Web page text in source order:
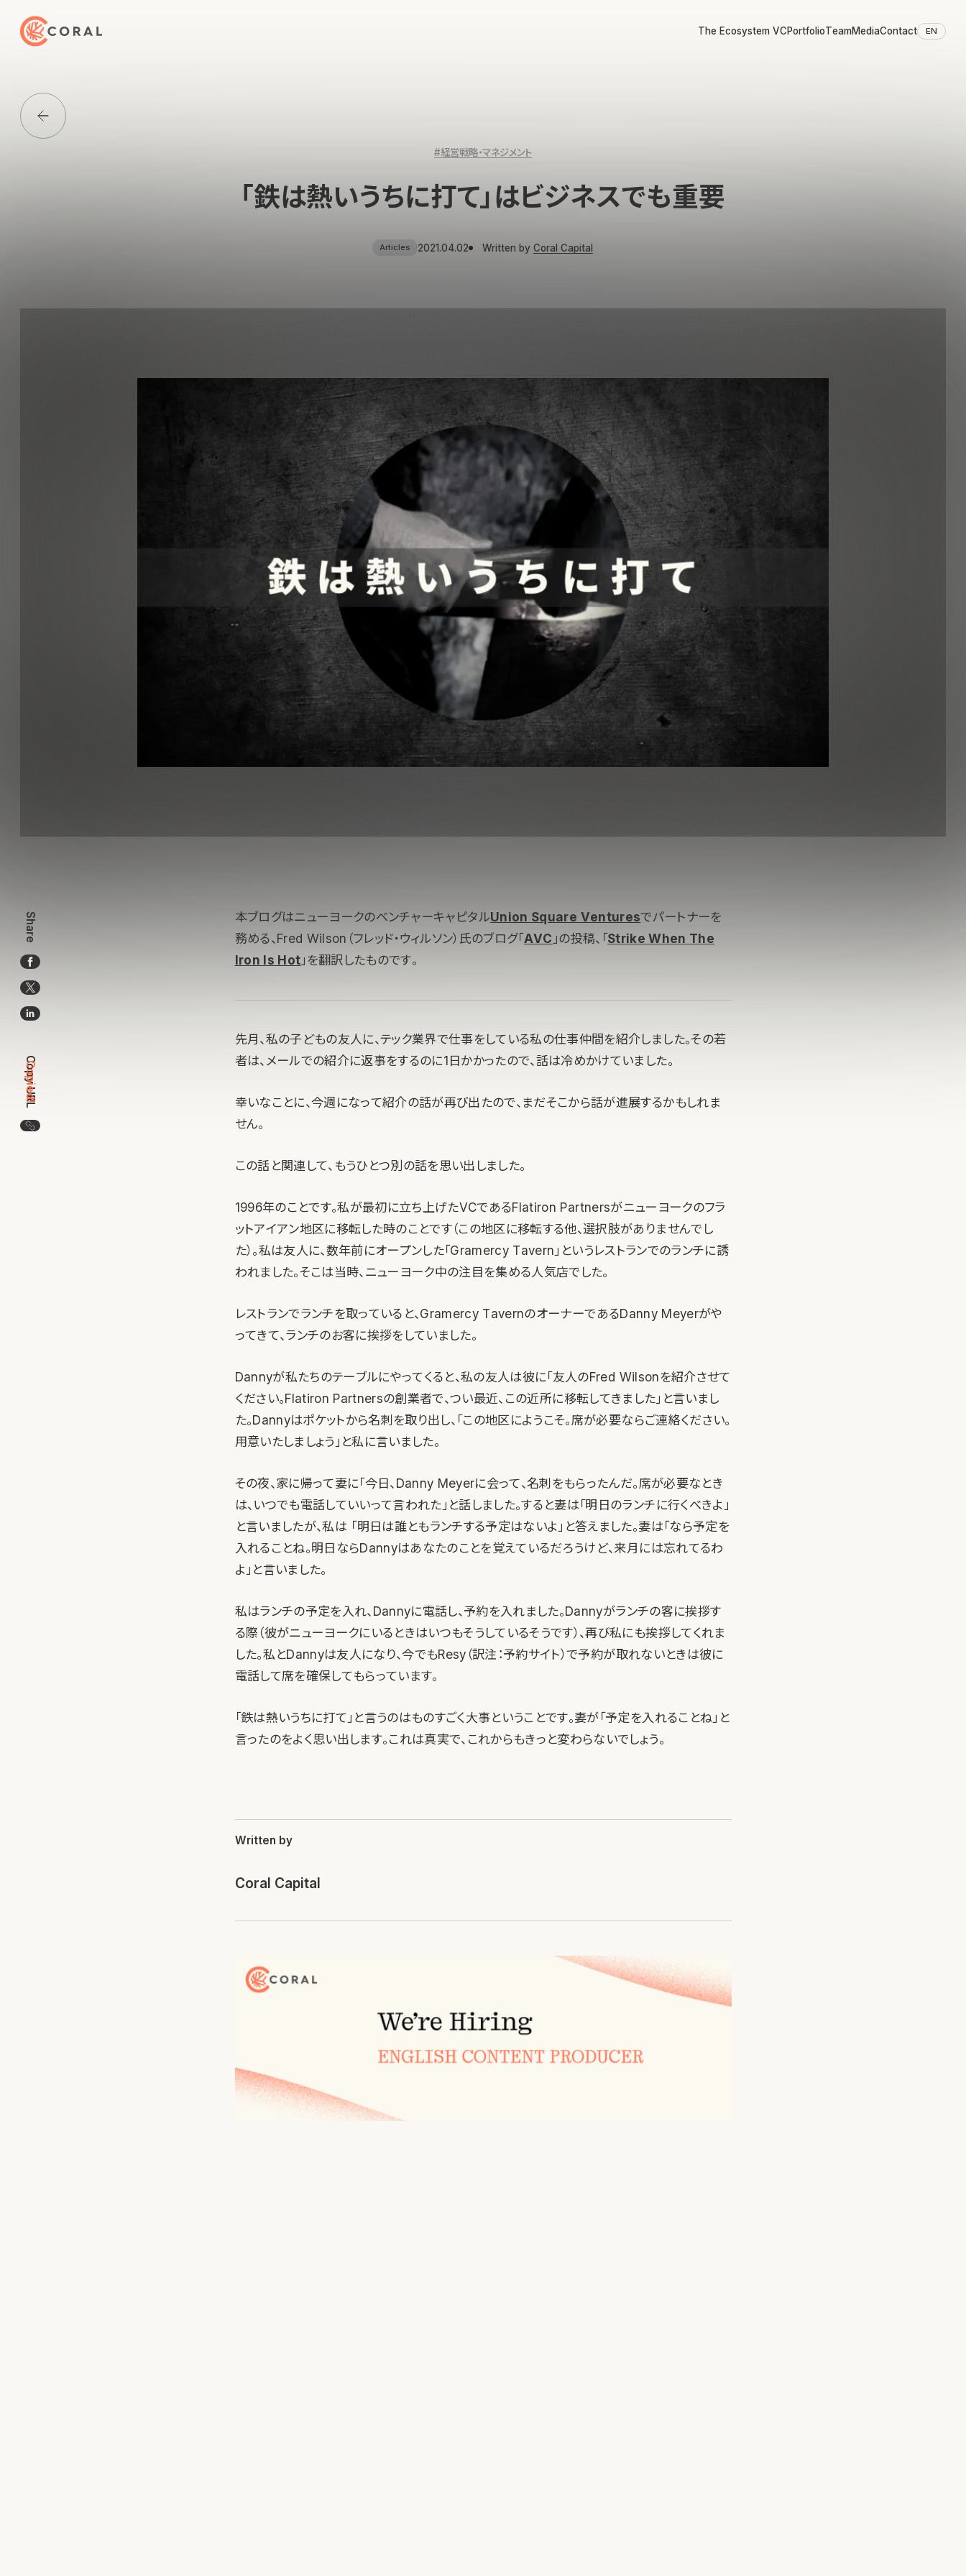
トップページへ戻る
The Ecosystem VCPortfolioTeamMediaContact EN
Media一覧に戻る
#経営戦略・マネジメント
「鉄は熱いうちに打て」はビジネスでも重要
Articles 2021.04.02 Written byCoral Capital
Share
Copy URL
Copied!
この記事のURLをコピー
本ブログはニューヨークのベンチャーキャピタルUnion Square Venturesでパートナーを
務める、Fred Wilson（フレッド・ウィルソン）氏のブログ「AVC 」の投稿、「Strike When The
Iron Is Hot 」を翻訳したものです。
先月、私の子どもの友人に、テック業界で仕事をしている私の仕事仲間を紹介しました。その若
者は、メールでの紹介に返事をするのに1日かかったので、話は冷めかけていました。
幸いなことに、今週になって紹介の話が再び出たので、まだそこから話が進展するかもしれま
せん。
この話と関連して、もうひとつ別の話を思い出しました。
1996年のことです。私が最初に立ち上げたVCであるFlatiron Partnersがニューヨークのフラ
ットアイアン地区に移転した時のことです（この地区に移転する他、選択肢がありませんでし
た）。私は友人に、数年前にオープンした「Gramercy Tavern」というレストランでのランチに誘
われました。そこは当時、ニューヨーク中の注目を集める人気店でした。
レストランでランチを取っていると、Gramercy TavernのオーナーであるDanny Meyerがや
ってきて、ランチのお客に挨拶をしていました。
Dannyが私たちのテーブルにやってくると、私の友人は彼に「友人のFred Wilsonを紹介させて
ください。Flatiron Partnersの創業者で、つい最近、この近所に移転してきました」と言いまし
た。Dannyはポケットから名刺を取り出し、「この地区にようこそ。席が必要ならご連絡ください。
用意いたしましょう」と私に言いました。
その夜、家に帰って妻に「今日、Danny Meyerに会って、名刺をもらったんだ。席が必要なとき
は、いつでも電話していいって言われた」と話しました。すると妻は「明日のランチに行くべきよ」
と言いましたが、私は 「明日は誰ともランチする予定はないよ」と答えました。妻は「なら予定を
入れることね。明日ならDannyはあなたのことを覚えているだろうけど、来月には忘れてるわ
よ」と言いました。
私はランチの予定を入れ、Dannyに電話し、予約を入れました。Dannyがランチの客に挨拶す
る際（彼がニューヨークにいるときはいつもそうしているそうです）、再び私にも挨拶してくれま
した。私とDannyは友人になり、今でもResy（訳注：予約サイト）で予約が取れないときは彼に
電話して席を確保してもらっています。
「鉄は熱いうちに打て」と言うのはものすごく大事ということです。妻が「予定を入れることね」と
言ったのをよく思い出します。これは真実で、これからもきっと変わらないでしょう。
Written by
Coral Capital